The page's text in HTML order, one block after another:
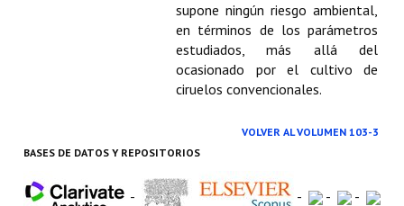
supone ningún riesgo ambiental,
en términos de los parámetros
estudiados, más allá del
ocasionado por el cultivo de
ciruelos convencionales.
VOLVER AL VOLUMEN 103-3
BASES DE DATOS Y REPOSITORIOS
- - - -